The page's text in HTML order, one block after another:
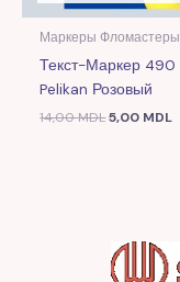
Маркеры Фломастеры
Текст-Маркер 490
Pelikan Розовый
14,00MDL5,00 MDL